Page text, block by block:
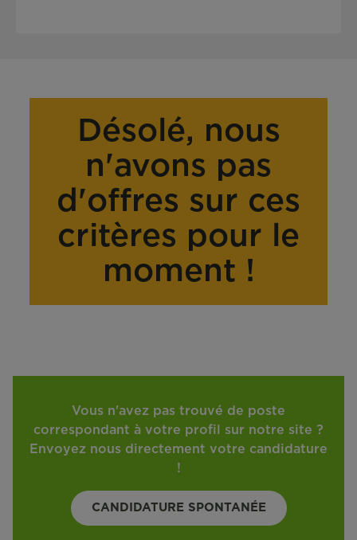
Désolé, nous
n'avons pas
d'offres sur ces
critères pour le
moment !
Vous n'avez pas trouvé de poste
correspondant à votre profil sur notre site ?
Envoyez nous directement votre candidature
!
CANDIDATURE SPONTANÉE